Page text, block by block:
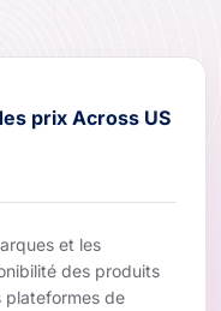
prix Across US
et les
des produits
plateformes de